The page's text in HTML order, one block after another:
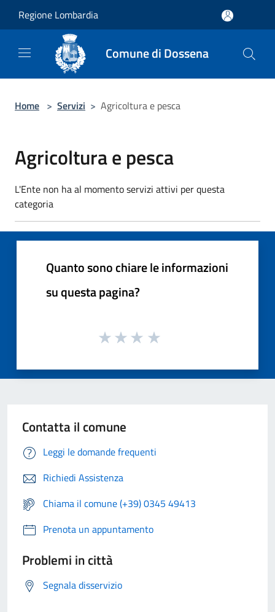
Regione Lombardia
Comune di Dossena
Home > Servizi > Agricoltura e pesca
Agricoltura e pesca
L'Ente non ha al momento servizi attivi per questa
categoria
Quanto sono chiare le informazioni
su questa pagina?
Contatta il comune
Leggi le domande frequenti
Richiedi Assistenza
Chiama il comune (+39) 0345 49413
Prenota un appuntamento
Problemi in città
Segnala disservizio